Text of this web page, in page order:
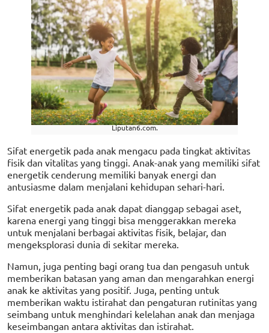
Liputan6.com.
Sifat energetik pada anak mengacu pada tingkat aktivitas
fisik dan vitalitas yang tinggi. Anak-anak yang memiliki sifat
energetik cenderung memiliki banyak energi dan
antusiasme dalam menjalani kehidupan sehari-hari.
Sifat energetik pada anak dapat dianggap sebagai aset,
karena energi yang tinggi bisa menggerakkan mereka
untuk menjalani berbagai aktivitas fisik, belajar, dan
mengeksplorasi dunia di sekitar mereka.
Namun, juga penting bagi orang tua dan pengasuh untuk
memberikan batasan yang aman dan mengarahkan energi
anak ke aktivitas yang positif. Juga, penting untuk
memberikan waktu istirahat dan pengaturan rutinitas yang
seimbang untuk menghindari kelelahan anak dan menjaga
keseimbangan antara aktivitas dan istirahat.